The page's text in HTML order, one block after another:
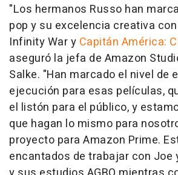
"Los hermanos Russo han
pop y su excelencia creativa
Infinity War y Capitán América:
aseguró la jefa de Amazon
Salke. "Han marcado el nivel de
ejecución para esas películas,
el listón para el público, y
que hagan lo mismo para
proyecto para Amazon Prime.
encantados de trabajar con Joe